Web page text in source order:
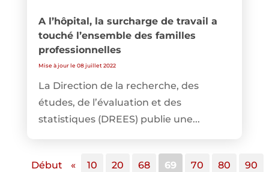
A l’hôpital, la surcharge de travail a
touché l’ensemble des familles
professionnelles
Mise à jour le 08 juillet 2022
La Direction de la recherche, des
études, de l’évaluation et des
statistiques (DREES) publie une...
Début « 10 20 68 69 70 80 90